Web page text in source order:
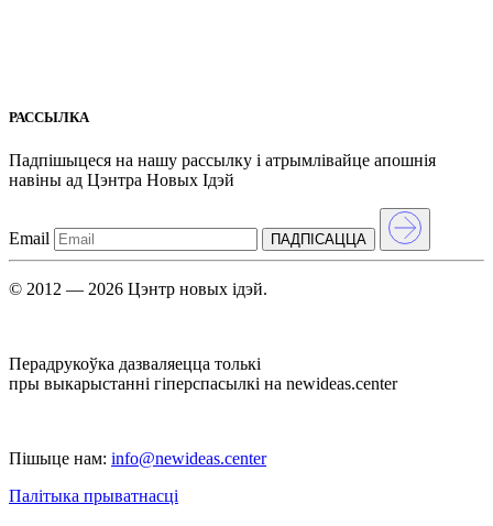
РАССЫЛКА
Падпішыцеся на нашу рассылкy і атрымлівайце апошнія
навіны ад Цэнтра Новых Iдэй
Email ПАДПIСАЦЦА
© 2012 — 2026 Цэнтр новых ідэй.
Перадрукоўка дазваляецца толькі
пры выкарыстанні гіперспасылкі на newideas.center
Пішыце нам: info@newideas.center
Палітыка прыватнасці